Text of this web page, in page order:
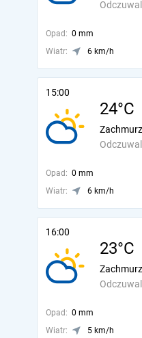
Opad: 0 mm
Wiatr:
6 km/h
15:00
24°C
Opad: 0 mm
Wiatr:
6 km/h
16:00
23°C
Opad: 0 mm
Wiatr:
5 km/h